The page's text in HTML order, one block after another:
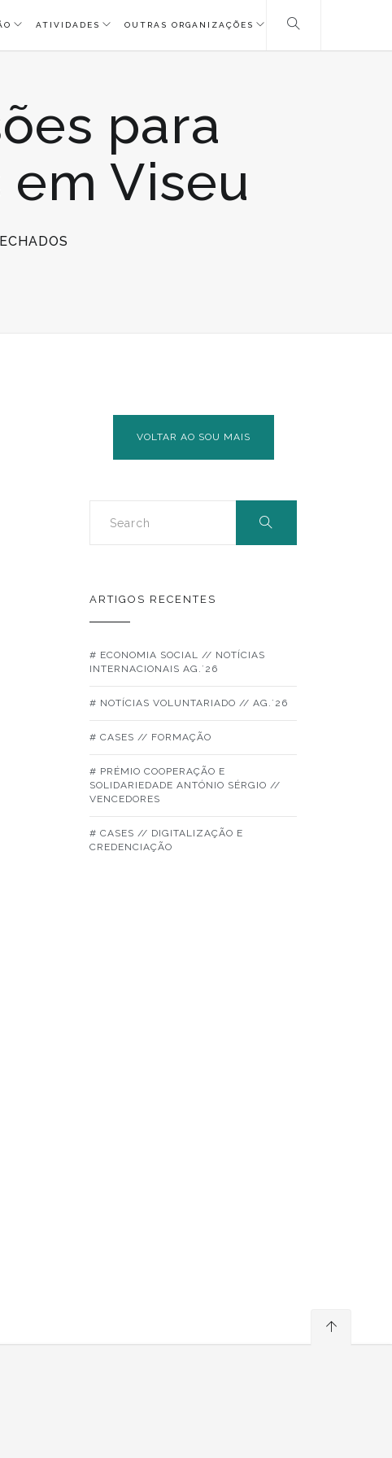
ATIVIDADES OUTRAS ORGANIZAÇÕES
para
em Viseu
VOLTAR AO SOU MAIS
ARTIGOS RECENTES
# ECONOMIA SOCIAL // NOTÍCIAS
INTERNACIONAIS AG.´26
# NOTÍCIAS VOLUNTARIADO // AG.´26
# CASES // FORMAÇÃO
# PRÉMIO COOPERAÇÃO E
SOLIDARIEDADE ANTÓNIO SÉRGIO //
VENCEDORES
# CASES // DIGITALIZAÇÃO E
CREDENCIAÇÃO